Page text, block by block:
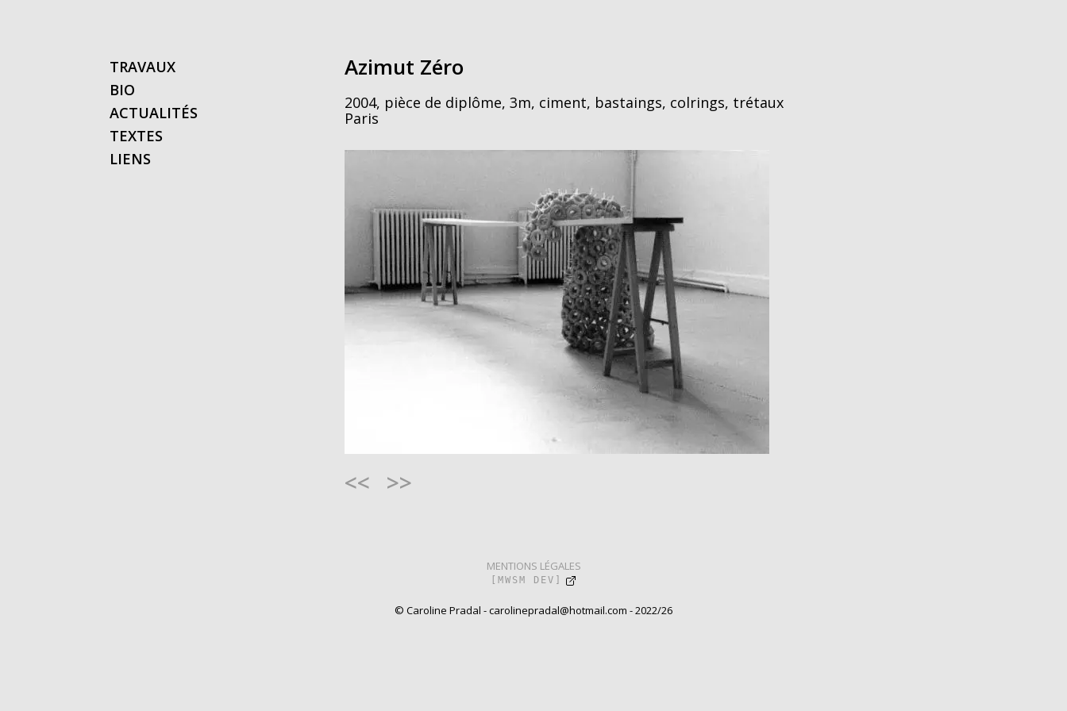
TRAVAUX
BIO
ACTUALITÉS
TEXTES
LIENS
Azimut Zéro
2004, pièce de diplôme, 3m, ciment, bastaings, colrings, trétaux
Paris
<< >>
MENTIONS LÉGALES
[MWSM DEV]
© Caroline Pradal - carolinepradal@hotmail.com - 2022/26